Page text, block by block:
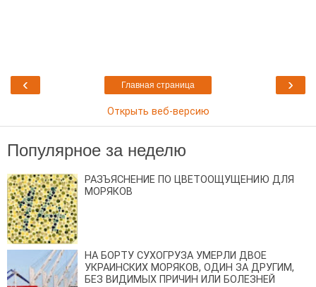
‹ ›
Главная страница
Открыть веб-версию
Популярное за неделю
РАЗЪЯСНЕНИЕ ПО ЦВЕТООЩУЩЕНИЮ ДЛЯ
МОРЯКОВ
НА БОРТУ СУХОГРУЗА УМЕРЛИ ДВОЕ
УКРАИНСКИХ МОРЯКОВ, ОДИН ЗА ДРУГИМ,
БЕЗ ВИДИМЫХ ПРИЧИН ИЛИ БОЛЕЗНЕЙ